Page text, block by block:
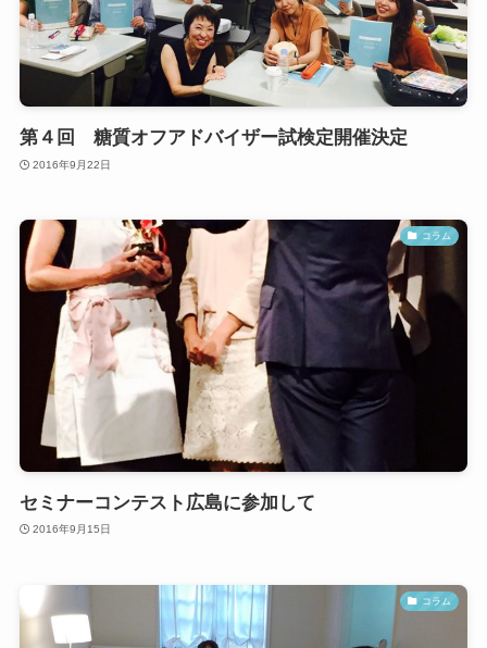
第４回 糖質オフアドバイザー試検定開催決定
2016年9月22日
コラム
セミナーコンテスト広島に参加して
2016年9月15日
コラム